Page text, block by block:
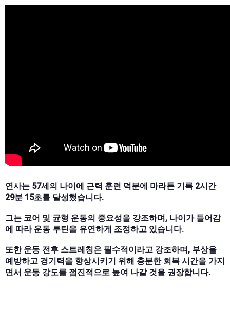
연사는 57세의 나이에 근력 훈련 덕분에 마라톤 기록 2시간
29분 15초를 달성했습니다.
그는 코어 및 균형 운동의 중요성을 강조하며, 나이가 들어감
에 따라 운동 루틴을 유연하게 조정하고 있습니다.
또한 운동 전후 스트레칭은 필수적이라고 강조하며, 부상을
예방하고 경기력을 향상시키기 위해 충분한 회복 시간을 가지
면서 운동 강도를 점진적으로 높여 나갈 것을 권장합니다.